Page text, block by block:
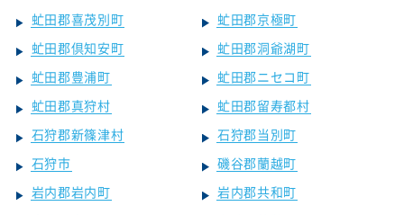
虻田郡喜茂別町
虻田郡京極町
虻田郡倶知安町
虻田郡洞爺湖町
虻田郡豊浦町
虻田郡ニセコ町
虻田郡真狩村
虻田郡留寿都村
石狩郡新篠津村
石狩郡当別町
石狩市
磯谷郡蘭越町
岩内郡岩内町
岩内郡共和町